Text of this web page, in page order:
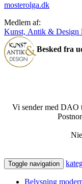
mosterolga.dk
Medlem af:
Kunst, Antik & Design
Besked fra
Vi sender med DAO
Toggle navigation
Belysning